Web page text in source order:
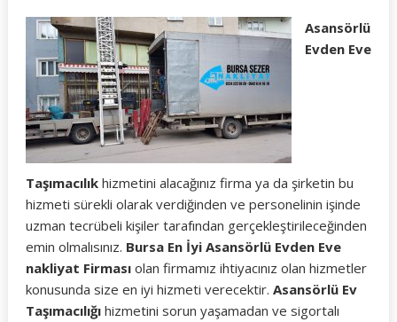
Asansörlü
Evden Eve
Taşımacılıkhizmetini alacağınız firma ya da şirketin bu
hizmeti sürekli olarak verdiğinden ve personelinin işinde
uzman tecrübeli kişiler tarafından gerçekleştirileceğinden
emin olmalısınız. Bursa En İyi Asansörlü Evden Eve
nakliyat Firmasıolan firmamız ihtiyacınız olan hizmetler
konusunda size en iyi hizmeti verecektir. Asansörlü Ev
Taşımacılığıhizmetini sorun yaşamadan ve sigortalı